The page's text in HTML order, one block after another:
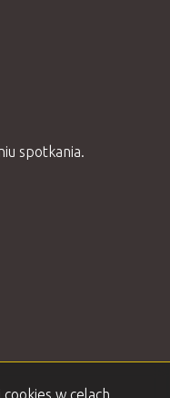
spotkania.
w celach